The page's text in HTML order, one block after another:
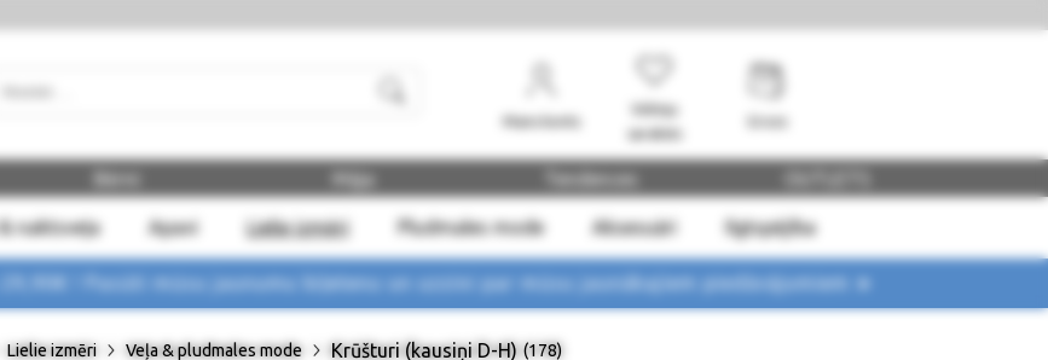
Mans konts
Vēlmju
saraksts
naktsveļa Apavi Lielie izmēri Pludmales mode Aksesuāri Ilgtspējība
Māja Tendences
! Pasūti mūsu jaunumu biļetenu un uzzini par mūsu jaunākajiem piedāvājumiem ➤
Lielie izmēri Veļa & pludmales mode Krūšturi (kausiņi D-H) (178)